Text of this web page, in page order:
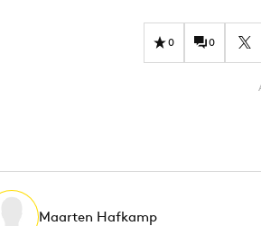
0 0
Maarten Hafkamp